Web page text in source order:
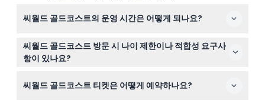
씨월드 골드코스트의 운영 시간은 어떻게 되나요?
씨월드 골드코스트는 매일 오전 10시부터 오후 5시까지 운
영되며, ANZAC 데이(4월 25일)와 크리스마스(12월 25일)
에는 휴무입니다(변경될 수 있으니 예약 시 확인 바랍니
씨월드 골드코스트 방문 시 나이 제한이나 적합성 요구사
항이 있나요?
어린이는 반드시 성인과 동반해야 합니다. 임산부, 최근 수
씨월드 골드코스트 티켓은 어떻게 예약하나요?